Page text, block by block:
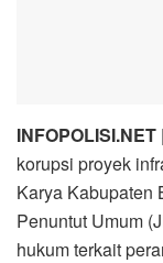
korupsi proyek
Karya Kabupaten
Penuntut Umum
hukum terkait